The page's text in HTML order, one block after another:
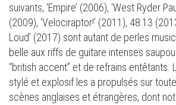
suivants, ‘Empire’ (2006), ‘West Ryder
(2009), ‘Velociraptor!’ (2011), 48:13
Loud’ (2017) sont autant de perles
belle aux riffs de guitare intenses
“british accent” et de refrains entêtants.
stylé et explosif les a propulsés sur
scènes anglaises et étrangères, dont